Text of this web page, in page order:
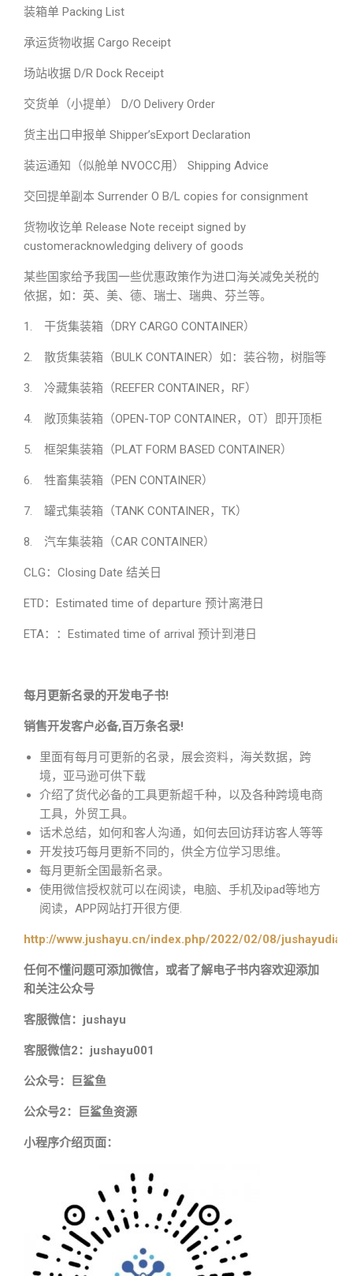
装箱单 Packing List
承运货物收据 Cargo Receipt
场站收据 D/R Dock Receipt
交货单（小提单） D/O Delivery Order
货主出口申报单 Shipper’sExport Declaration
装运通知（似舱单 NVOCC用） Shipping Advice
交回提单副本 Surrender O B/L copies for consignment
货物收讫单 Release Note receipt signed by
customeracknowledging delivery of goods
某些国家给予我国一些优惠政策作为进口海关减免关税的
依据，如：英、美、德、瑞士、瑞典、芬兰等。
1. 干货集装箱（DRY CARGO CONTAINER）
2. 散货集装箱（BULK CONTAINER）如：装谷物，树脂等
3. 冷藏集装箱（REEFER CONTAINER，RF）
4. 敞顶集装箱（OPEN-TOP CONTAINER，OT）即开顶柜
5. 框架集装箱（PLAT FORM BASED CONTAINER）
6. 牲畜集装箱（PEN CONTAINER）
7. 罐式集装箱（TANK CONTAINER，TK）
8. 汽车集装箱（CAR CONTAINER）
CLG：Closing Date 结关日
ETD：Estimated time of departure 预计离港日
ETA：：Estimated time of arrival 预计到港日
每月更新名录的开发电子书!
销售开发客户必备,百万条名录!
里面有每月可更新的名录，展会资料，海关数据，跨
境，亚马逊可供下载
介绍了货代必备的工具更新超千种，以及各种跨境电商
工具，外贸工具。
话术总结，如何和客人沟通，如何去回访拜访客人等等
开发技巧每月更新不同的，供全方位学习思维。
每月更新全国最新名录。
使用微信授权就可以在阅读，电脑、手机及ipad等地方
阅读，APP网站打开很方便.
http://www.jushayu.cn/index.php/2022/02/08/
任何不懂问题可添加微信，或者了解电子书内容欢迎添加
和关注公众号
客服微信：jushayu
客服微信2：jushayu001
公众号：巨鲨鱼
公众号2：巨鲨鱼资源
小程序介绍页面：